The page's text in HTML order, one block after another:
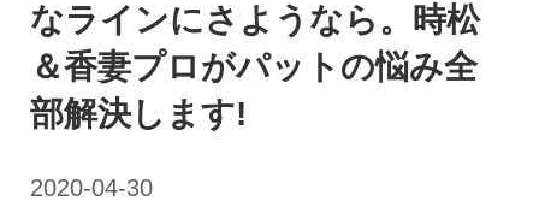
なラインにさようなら。時松
＆香妻プロがパットの悩み全
部解決します!